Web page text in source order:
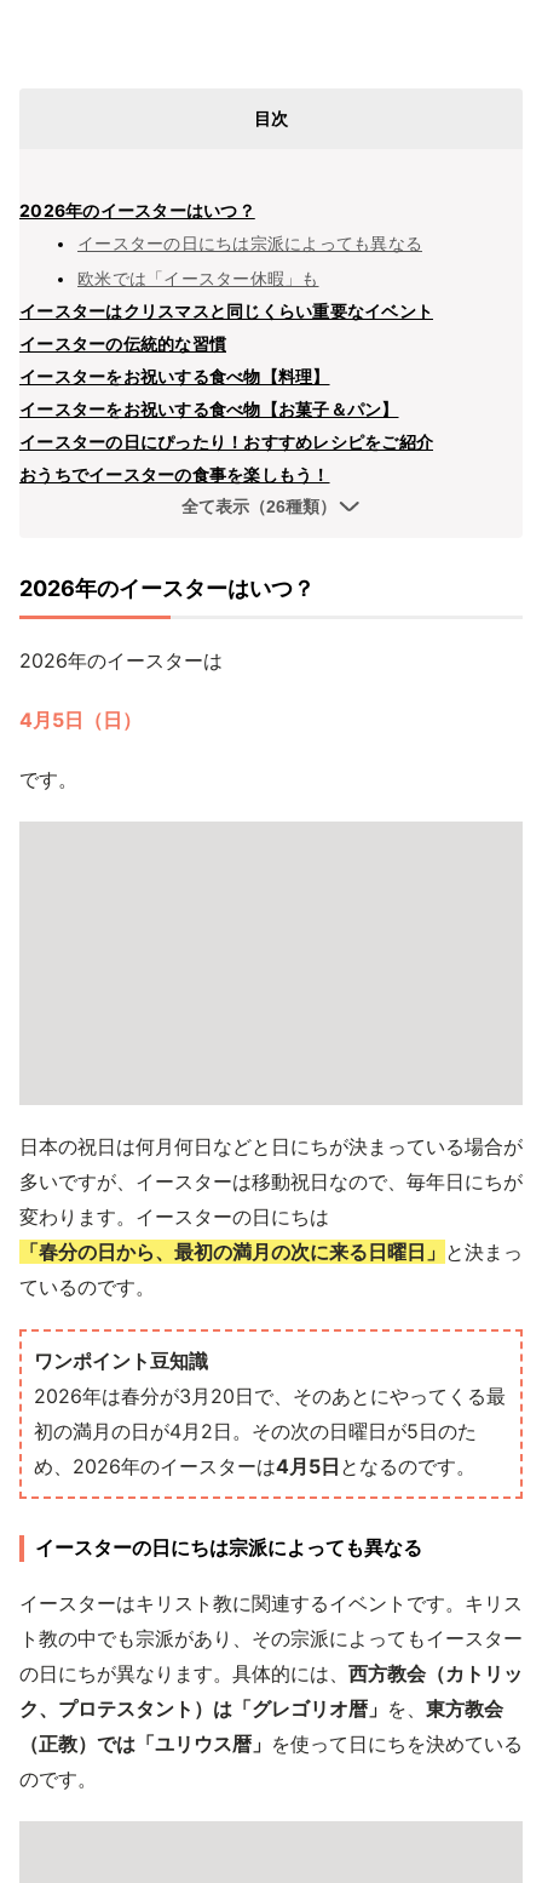
目次
2026年のイースターはいつ？
イースターの日にちは宗派によっても異なる
欧米では「イースター休暇」も
イースターはクリスマスと同じくらい重要なイベント
イースターの伝統的な習慣
イースターをお祝いする食べ物【料理】
イースターをお祝いする食べ物【お菓子＆パン】
イースターの日にぴったり！おすすめレシピをご紹介
おうちでイースターの食事を楽しもう！
全て表示（26種類）
2026年のイースターはいつ？
2026年のイースターは
4月5日（日）
です。
日本の祝日は何月何日などと日にちが決まっている場合が
多いですが、イースターは移動祝日なので、毎年日にちが
変わります。イースターの日にちは
「春分の日から、最初の満月の次に来る日曜日」 と決まっ
ているのです。
ワンポイント豆知識
2026年は春分が3月20日で、そのあとにやってくる最
初の満月の日が4月2日。その次の日曜日が5日のた
め、2026年のイースターは4月5日 となるのです。
イースターの日にちは宗派によっても異なる
イースターはキリスト教に関連するイベントです。キリス
ト教の中でも宗派があり、その宗派によってもイースター
の日にちが異なります。具体的には、 西方教会（カトリッ
ク、プロテスタント）は「グレゴリオ暦」 を、 東方教会
（正教）では「ユリウス暦」 を使って日にちを決めている
のです。